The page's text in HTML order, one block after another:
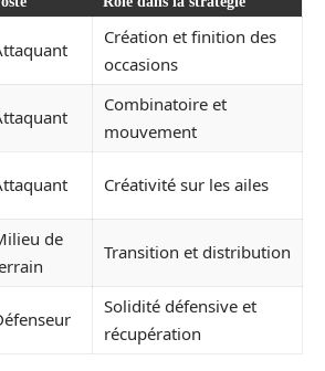
Création et finition des
occasions
Combinatoire et
mouvement
Créativité sur les ailes
de
Transition et distribution
Solidité défensive et
récupération